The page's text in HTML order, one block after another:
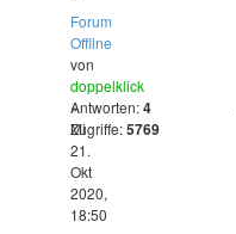
Forum
Offline
von
doppelklick
»
Mi
21.
Okt
2020,
18:50
Antworten:4
Zugriffe:5769